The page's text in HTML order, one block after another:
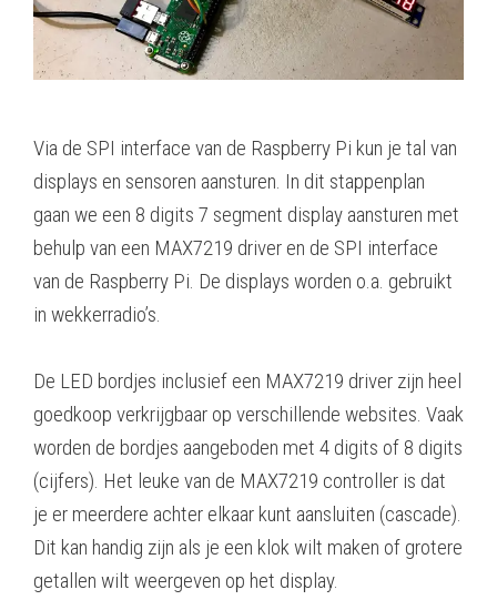
Via de SPI interface van de Raspberry Pi kun je tal van
displays en sensoren aansturen. In dit stappenplan
gaan we een 8 digits 7 segment display aansturen met
behulp van een MAX7219 driver en de SPI interface
van de Raspberry Pi. De displays worden o.a. gebruikt
in wekkerradio’s.
De LED bordjes inclusief een MAX7219 driver zijn heel
goedkoop verkrijgbaar op verschillende websites. Vaak
worden de bordjes aangeboden met 4 digits of 8 digits
(cijfers). Het leuke van de MAX7219 controller is dat
je er meerdere achter elkaar kunt aansluiten (cascade).
Dit kan handig zijn als je een klok wilt maken of grotere
getallen wilt weergeven op het display.